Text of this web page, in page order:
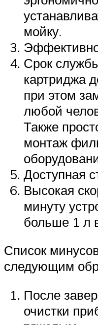
мойку.
Срок
картриджа
при этом
любой
Также
монтаж
Доступная
Высокая
минуту
больше 1 л
Список
следующим
После
очистки